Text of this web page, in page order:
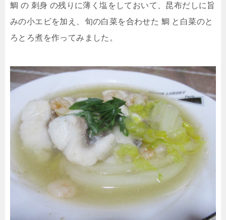
鯛 の 刺身 の残りに薄く塩をしておいて、昆布だしに旨
みの小エビを加え、旬の白菜を合わせた 鯛 と白菜のと
ろとろ煮を作ってみました。